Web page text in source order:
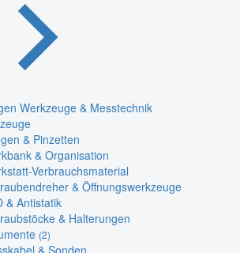
Werkzeuge & Messtechnik
& Pinzetten
& Organisation
Verbrauchsmaterial
& Öffnungswerkzeuge
& Antistatik
& Halterungen
(2)
& Sonden